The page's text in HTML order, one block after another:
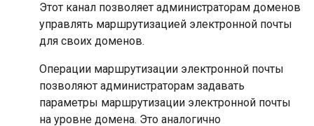
Этот канал позволяет администраторам доменов
управлять маршрутизацией электронной почты
для своих доменов.
Операции маршрутизации электронной почты
позволяют администраторам задавать
параметры маршрутизации электронной почты
на уровне домена. Это аналогично